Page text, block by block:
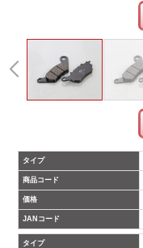
タイプ
商品コード
価格
JANコード
タイプ